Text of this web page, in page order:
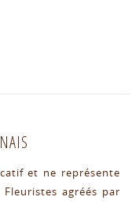
et ne représente
agréés par